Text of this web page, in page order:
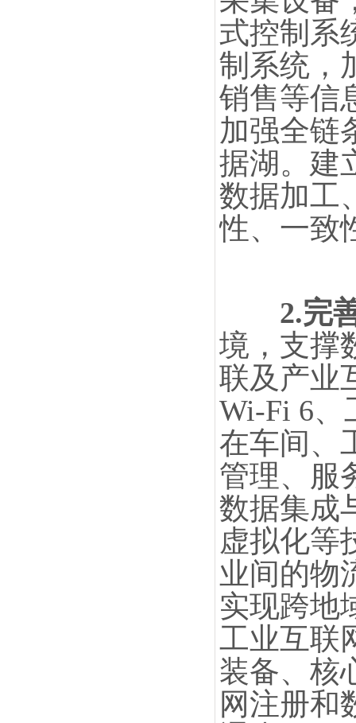
式控制系
制系统，
销售等信
加强全链
据湖。建
数据加工
性、一致
2.完
境，支撑
联及产业
Wi-Fi 6、
在车间、
管理、服
数据集成
虚拟化等
业间的物
实现跨地
工业互联
装备、核
网注册和